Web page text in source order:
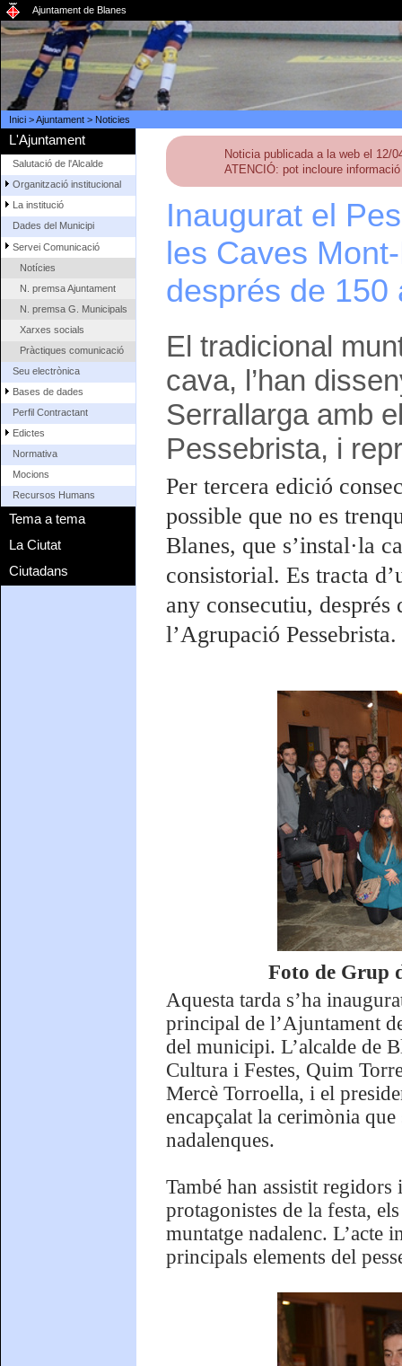
Ajuntament de Blanes
Inici>Ajuntament> Noticies
L'Ajuntament
Salutació de l'Alcalde
Organització institucional
La institució
Dades del Municipi
Servei Comunicació
Notícies
N. premsa Ajuntament
N. premsa G. Municipals
Xarxes socials
Pràctiques comunicació
Seu electrònica
Bases de dades
Perfil Contractant
Edictes
Normativa
Mocions
Recursos Humans
Tema a tema
La Ciutat
Ciutadans
Noticia publicada a la web el 12/
ATENCIÓ: pot incloure
Inaugurat el
les Caves
després de 150
El tradicional
cava, l’han
Serrallarga amb
Pessebrista, i
Per tercera edició
possible que no es
Blanes, que s’instal·la
consistorial. Es tracta
any consecutiu, després
l’Agrupació Pessebrista.
Foto de Grup
Aquesta tarda s’ha
principal de l’Ajuntament
del municipi. L’alcalde de
Cultura i Festes, Quim
Mercè Torroella, i el
encapçalat la cerimònia
nadalenques.
També han assistit
protagonistes de la festa,
muntatge nadalenc. L’acte
principals elements del